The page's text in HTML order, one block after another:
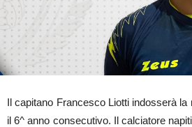
Il capitano Francesco Liotti indosserà
il 6^ anno consecutivo. Il calciatore